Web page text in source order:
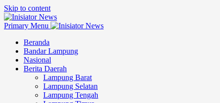
Skip to content
Primary Menu
Beranda
Bandar Lampung
Nasional
Berita Daerah
Lampung Barat
Lampung Selatan
Lampung Tengah